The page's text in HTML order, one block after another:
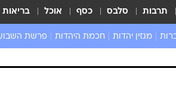
תרבות סלבס כסף אוכל בריאות
מגזין יהדות חכמת היהדות פרשת